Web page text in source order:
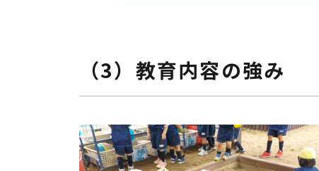
（3）教育内容の強み